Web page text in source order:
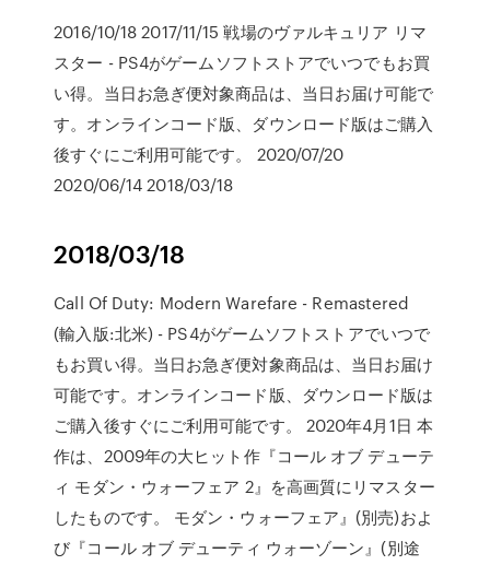
2016/10/18 2017/11/15 戦場のヴァルキュリア リマ
スター - PS4がゲームソフトストアでいつでもお買
い得。当日お急ぎ便対象商品は、当日お届け可能で
す。オンラインコード版、ダウンロード版はご購入
後すぐにご利用可能です。 2020/07/20
2020/06/14 2018/03/18
2018/03/18
Call Of Duty: Modern Warefare - Remastered
(輸入版:北米) - PS4がゲームソフトストアでいつで
もお買い得。当日お急ぎ便対象商品は、当日お届け
可能です。オンラインコード版、ダウンロード版は
ご購入後すぐにご利用可能です。 2020年4月1日 本
作は、2009年の大ヒット作『コール オブ デューテ
ィ モダン・ウォーフェア 2』を高画質にリマスター
したものです。 モダン・ウォーフェア』(別売)およ
び『コール オブ デューティ ウォーゾーン』(別途